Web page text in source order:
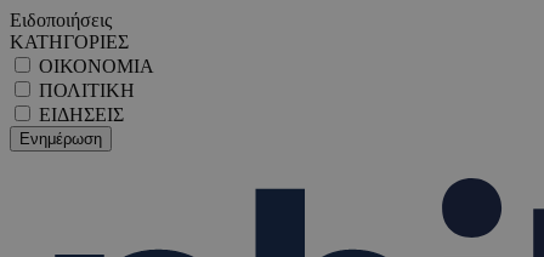
Ειδοποιήσεις
ΚΑΤΗΓΟΡΙΕΣ
ΟΙΚΟΝΟΜΙΑ
ΠΟΛΙΤΙΚΗ
ΕΙΔΗΣΕΙΣ